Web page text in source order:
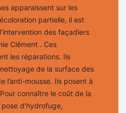
apparaissent sur les
partielle, il est
des façadiers
Clément . Ces
les réparations. Ils
de la surface des
l’anti-mousse. Ils posent à
connaître le coût de la
d’hydrofuge,